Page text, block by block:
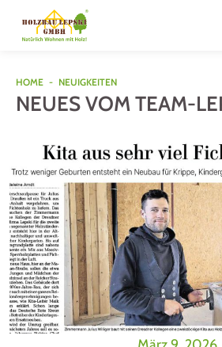
HOME - NEUIGKEITEN
NEUES VOM TEAM-